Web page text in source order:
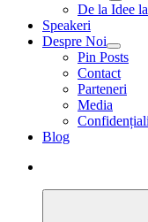
De la Idee
Speakeri
Despre Noi
Pin Posts
Contact
Parteneri
Media
Blog